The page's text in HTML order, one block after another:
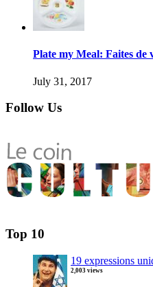
Plate my Meal: Faites de
July 31, 2017
Follow Us
Top 10
19 expressions
2,003 views